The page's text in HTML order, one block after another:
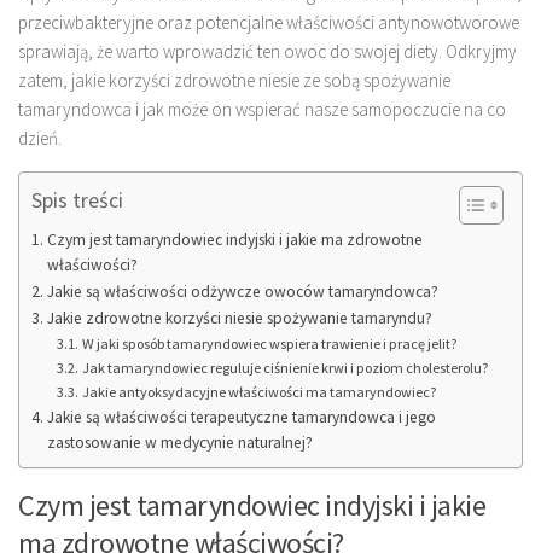
przeciwbakteryjne oraz potencjalne właściwości antynowotworowe
sprawiają, że warto wprowadzić ten owoc do swojej diety. Odkryjmy
zatem, jakie korzyści zdrowotne niesie ze sobą spożywanie
tamaryndowca i jak może on wspierać nasze samopoczucie na co
dzień.
Spis treści
Czym jest tamaryndowiec indyjski i jakie ma zdrowotne
właściwości?
Jakie są właściwości odżywcze owoców tamaryndowca?
Jakie zdrowotne korzyści niesie spożywanie tamaryndu?
W jaki sposób tamaryndowiec wspiera trawienie i pracę jelit?
Jak tamaryndowiec reguluje ciśnienie krwi i poziom cholesterolu?
Jakie antyoksydacyjne właściwości ma tamaryndowiec?
Jakie są właściwości terapeutyczne tamaryndowca i jego
zastosowanie w medycynie naturalnej?
Czym jest tamaryndowiec indyjski i jakie
ma zdrowotne właściwości?